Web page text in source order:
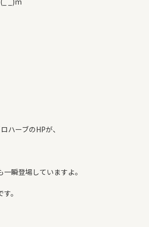
ハーブのHPが、
瞬登場していますよ。
。